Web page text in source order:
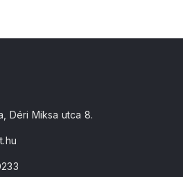
Déri Miksa utca 8.